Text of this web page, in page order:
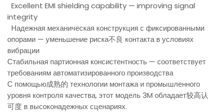
Excellent EMI shielding capability — improving signal
integrity
Надежная механическая конструкция с фиксированными
опорами — уменьшение риска不良 контакта в условиях
вибрации
Стабильная партионная консистентность — соответствует
требованиям автоматизированного производства
С помощью成熟的 технологии монтажа и промышленного
уровня контроля качества, этот модель 3M обладает较高认
可度 в высоконадежных сценариях.